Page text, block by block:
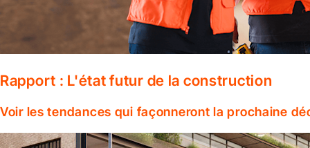
Rapport : L'état futur de la construction
Voir les tendances qui façonneront la prochaine